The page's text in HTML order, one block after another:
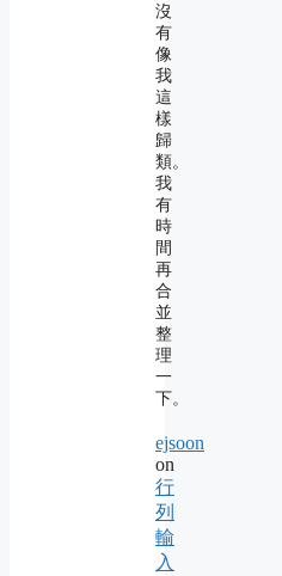
沒
有
像
我
這
樣
歸
類。
我
有
時
間
再
合
並
整
理
一
下。
ejsoon
on
行
列
輸
入